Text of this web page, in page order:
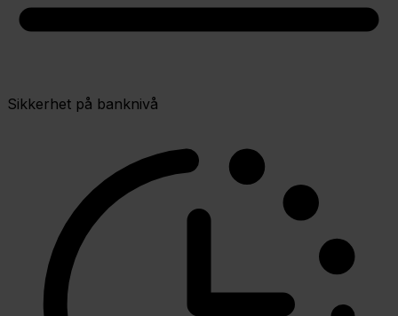
Sikkerhet på banknivå